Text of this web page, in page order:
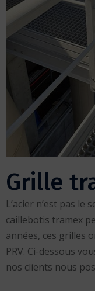
Grille
L’acier n’est pas le
caillebotis tramex
années, ces grilles
PRV. Ci-dessous
nos clients nous